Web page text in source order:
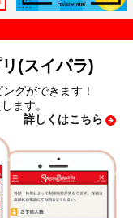
(スイパラ)
グができます！
ます。
詳しくはこちら